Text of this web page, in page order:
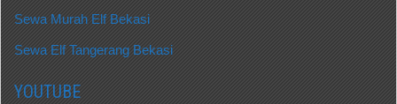
Sewa Murah Elf Bekasi
Sewa Elf Tangerang Bekasi
YOUTUBE